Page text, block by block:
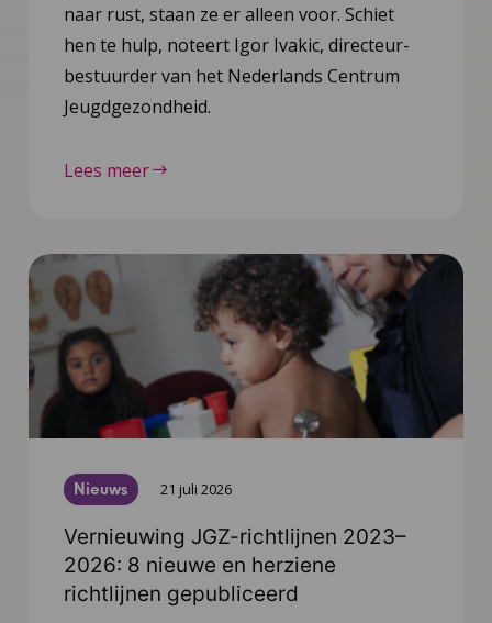
naar rust, staan ze er alleen voor. Schiet
hen te hulp, noteert Igor Ivakic, directeur-
bestuurder van het Nederlands Centrum
Jeugdgezondheid.
Lees meer
Nieuws 21 juli 2026
Vernieuwing JGZ-richtlijnen 2023–
2026: 8 nieuwe en herziene
richtlijnen gepubliceerd